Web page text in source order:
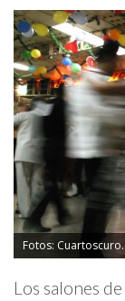
Fotos: Cuartoscuro.
Los salones